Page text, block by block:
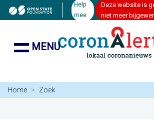
Help
mee
Deze website is
niet meer
MENU
Home Zoek